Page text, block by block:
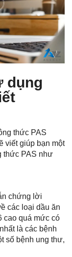
dụng
thức PAS
viết giúp bạn một
thức PAS như
chứng lời
các loại dầu ăn
cao quá mức có
là các bệnh
số bệnh ung thư,